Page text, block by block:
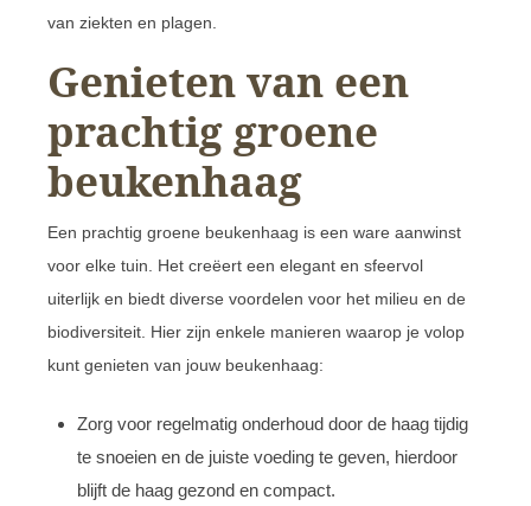
van ziekten en plagen.
Genieten van een
prachtig groene
beukenhaag
Een prachtig groene beukenhaag is een ware aanwinst
voor elke tuin. Het creëert een elegant en sfeervol
uiterlijk en biedt diverse voordelen voor het milieu en de
biodiversiteit. Hier zijn enkele manieren waarop je volop
kunt genieten van jouw beukenhaag:
Zorg voor regelmatig onderhoud door de haag tijdig
te snoeien en de juiste voeding te geven, hierdoor
blijft de haag gezond en compact.